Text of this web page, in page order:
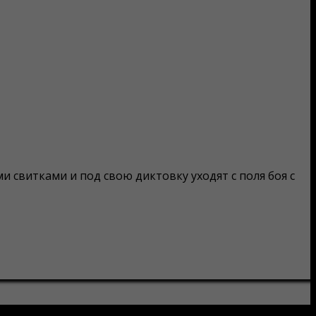
и под свою диктовку уходят с поля боя с